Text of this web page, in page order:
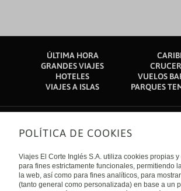
ÚLTIMA HORA
GRANDES VIAJES
HOTELES
VUELOS
VIAJES A ISLAS
PARQUES
Sobre nosotros
Quiénes somos
Financiación
Sostenibilidad
Turismo accesible
Enlaces de interés
Guías de viaje
POLÍTICA DE COOKIES
Viajes El Corte Inglés S.A. utiliza cookies propias
para fines estrictamente funcionales, permitiendo
la web, así como para fines analíticos, para
(tanto general como personalizada) en base a un